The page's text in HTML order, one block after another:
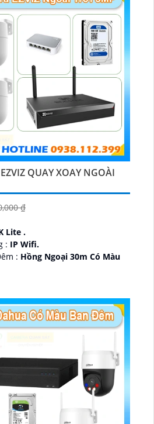
QUAY XOAY NGOÀI
₫
Lite .
👍 Công Nghệ Sử Dụng : IP Wifi.
🌙 Khoảng Cách Ban Đêm : Hồng Ngoại 30m Có Màu